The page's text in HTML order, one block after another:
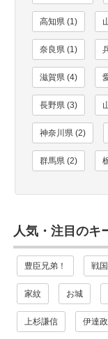
高知県 (1)
奈良県 (1)
滋賀県 (4)
長野県 (3)
神奈川県 (2)
群馬県 (2)
人気・注目のキ
豊臣兄弟！ 戦
家紋 お城
上杉謙信 伊達